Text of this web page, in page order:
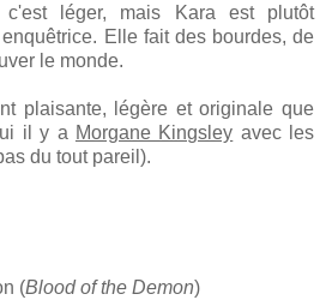
c'est léger, mais Kara est plutôt
Elle fait des bourdes, de
le monde.
plaisante, légère et originale que
il y a Morgane Kingsley avec les
du tout pareil).
(Blood of the Demon)